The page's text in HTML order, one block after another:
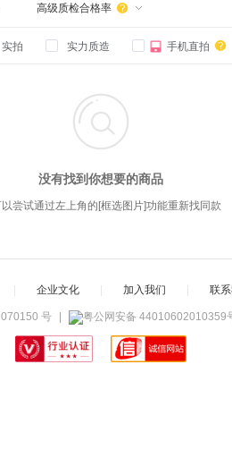
高级质检合格率 
实拍 实力质造 手机直拍 

没有找到你想要的商品
尝试通过左上角的[框选图片]功能重新找同款
企业文化 加入我们 联
号 粤公网安备 44010602010359